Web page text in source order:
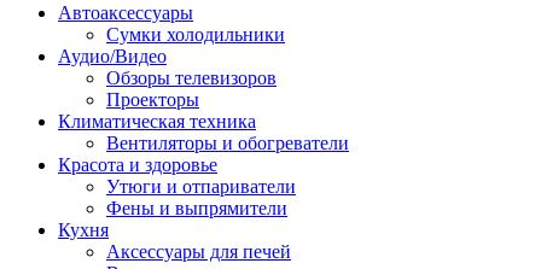
Автоаксессуары
Сумки холодильники
Аудио/Видео
Обзоры телевизоров
Проекторы
Климатическая техника
Вентиляторы и обогреватели
Красота и здоровье
Утюги и отпариватели
Фены и выпрямители
Кухня
Аксессуары для печей